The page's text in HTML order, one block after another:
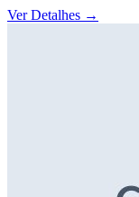
Ver Detalhes →